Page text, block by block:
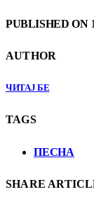
PUBLISHED ON
AUTHOR
ЧИТАЈ БЕ
TAGS
ПЕСНА
SHARE